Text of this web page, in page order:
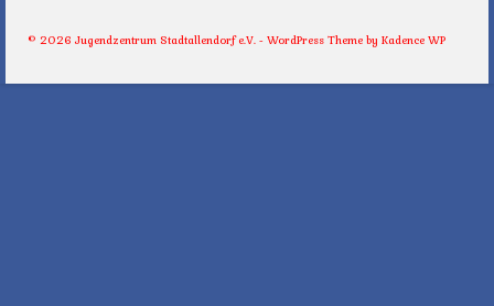
© 2026 Jugendzentrum Stadtallendorf e.V. - WordPress Theme by Kadence WP